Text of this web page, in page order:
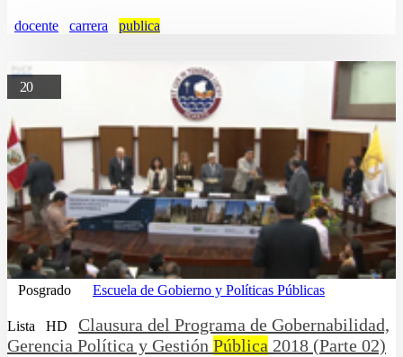
docente carrera publica
20
Posgrado Escuela de Gobierno y Políticas Públicas
Lista HD
Clausura del Programa de Gobernabilidad,
Gerencia Política y Gestión Pública 2018 (Parte 02)